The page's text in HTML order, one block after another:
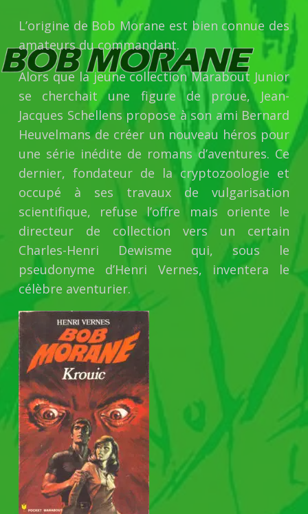
L’origine de Bob Morane est bien connue des
amateurs du commandant.
Alors que la jeune collection Marabout Junior
se cherchait une figure de proue, Jean-
Jacques Schellens propose à son ami Bernard
Heuvelmans de créer un nouveau héros pour
une série inédite de romans d’aventures. Ce
dernier, fondateur de la cryptozoologie et
occupé à ses travaux de vulgarisation
scientifique, refuse l’offre mais oriente le
directeur de collection vers un certain
Charles-Henri Dewisme qui, sous le
pseudonyme d’Henri Vernes, inventera le
célèbre aventurier.